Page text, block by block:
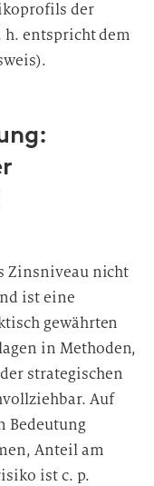
der
h. entspricht dem
Zinsniveau nicht
ist eine
gewährten
in Methoden,
strategischen
Auf
Bedeutung
Anteil am
ist c. p.